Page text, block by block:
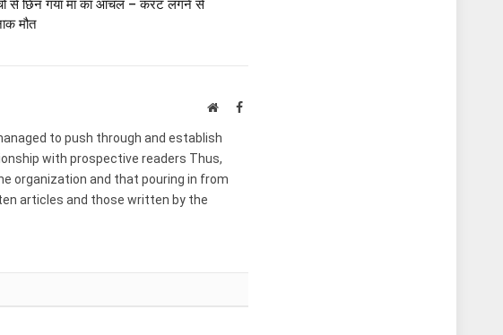
से छिन गया मां का आंचल – करंट लगने से
मौत
WebsiteFacebook
to push through and establish
with prospective readers Thus,
organization and that pouring in from
articles and those written by the